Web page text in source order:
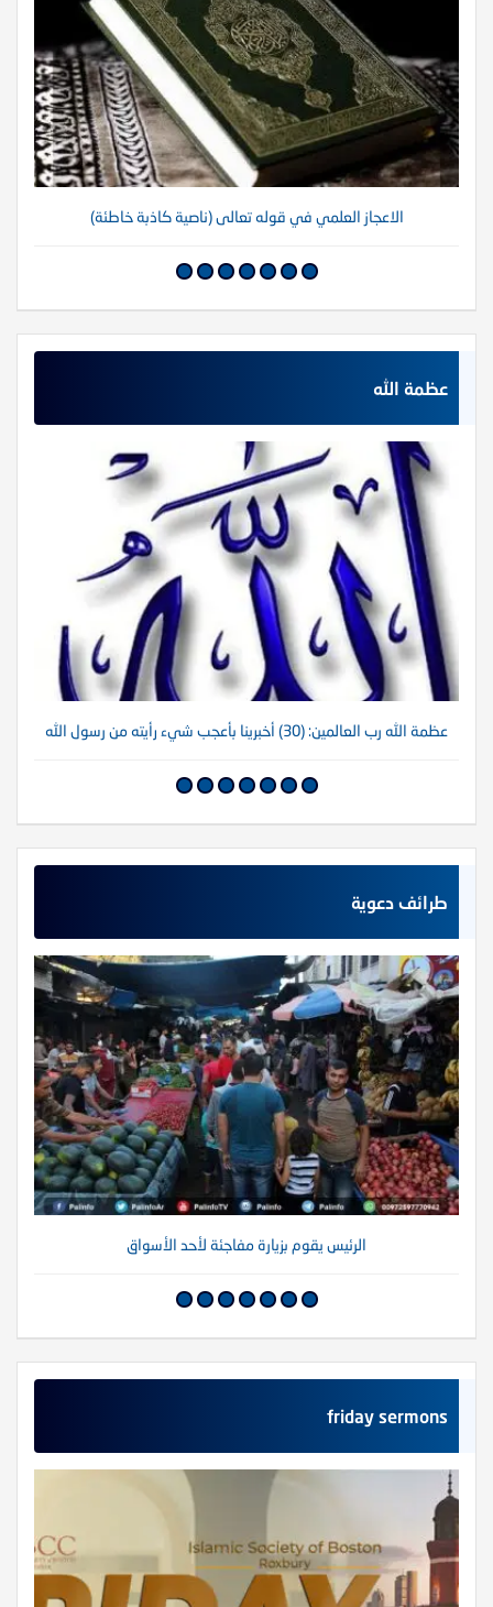
الاعجاز العلمي في قوله تعالى (ناصية كاذبة خاطئة)
عظمة الله
عظمة الله رب العالمين: (30) أخبرينا بأعجب شيء رأيته من رسول الله
طرائف دعوية
الرئيس يقوم بزيارة مفاجئة لأحد الأسواق
friday sermons